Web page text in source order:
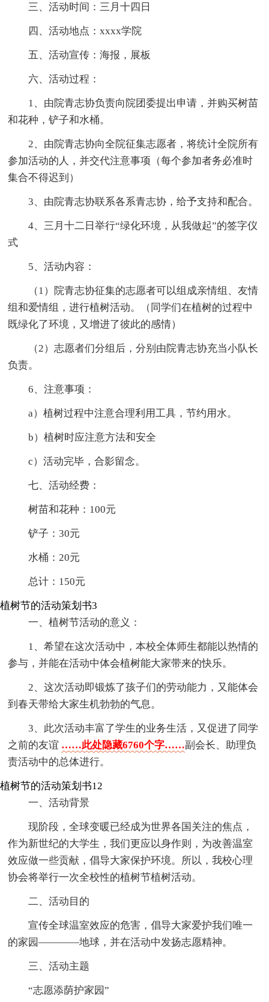
三、活动时间：三月十四日
四、活动地点：xxxx学院
五、活动宣传：海报，展板
六、活动过程：
1、由院青志协负责向院团委提出申请，并购买树苗
和花种，铲子和水桶。
2、由院青志协向全院征集志愿者，将统计全院所有
参加活动的人，并交代注意事项（每个参加者务必准时
集合不得迟到）
3、由院青志协联系各系青志协，给予支持和配合。
4、三月十二日举行“绿化环境，从我做起”的签字仪
式
5、活动内容：
（1）院青志协征集的志愿者可以组成亲情组、友情
组和爱情组，进行植树活动。（同学们在植树的过程中
既绿化了环境，又增进了彼此的感情）
（2）志愿者们分组后，分别由院青志协充当小队长
负责。
6、注意事项：
a）植树过程中注意合理利用工具，节约用水。
b）植树时应注意方法和安全
c）活动完毕，合影留念。
七、活动经费：
树苗和花种：100元
铲子：30元
水桶：20元
总计：150元
植树节的活动策划书3
一、植树节活动的意义：
1、希望在这次活动中，本校全体师生都能以热情的
参与，并能在活动中体会植树能大家带来的快乐。
2、这次活动即锻炼了孩子们的劳动能力，又能体会
到春天带给大家生机勃勃的气息。
3、此次活动丰富了学生的业务生活，又促进了同学
之前的友谊 ……此处隐藏6760个字……副会长、助理负
责活动中的总体进行。
植树节的活动策划书12
一、活动背景
现阶段，全球变暖已经成为世界各国关注的焦点，
作为新世纪的大学生，我们更应以身作则，为改善温室
效应做一些贡献，倡导大家保护环境。所以，我校心理
协会将举行一次全校性的植树节植树活动。
二、活动目的
宣传全球温室效应的危害，倡导大家爱护我们唯一
的家园————地球，并在活动中发扬志愿精神。
三、活动主题
“志愿添荫护家园”